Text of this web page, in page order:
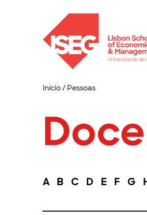
Início/ Pessoas
A B C D E F G